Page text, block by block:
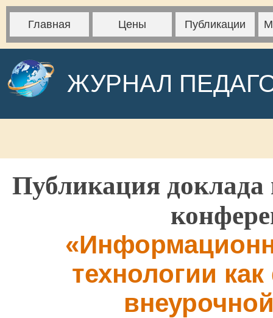
Главная Цены Публикации
ЖУРНАЛ
Публикация доклада
технологии